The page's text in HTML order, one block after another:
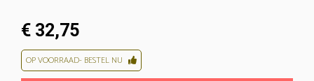
€ 32,75
OP VOORRAAD- BESTEL NU